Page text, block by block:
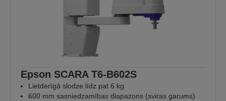
Epson SCARA T6-B602S
Lietderīgā slodze līdz pat 6 kg
600 mm sasniedzamības diapazons (sviras garums)